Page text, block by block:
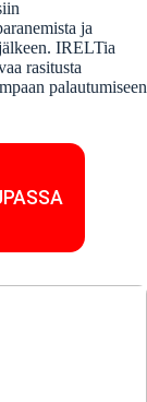
ja
IRELTia
rasitusta
palautumiseen